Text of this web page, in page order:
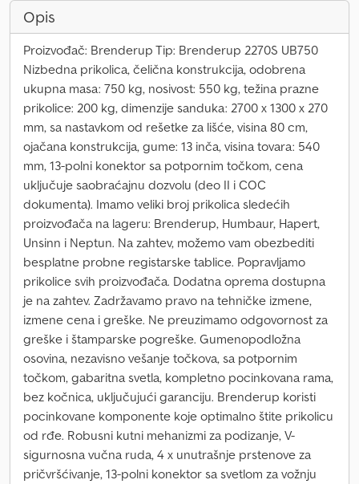
Opis
Proizvođač: Brenderup Tip: Brenderup 2270S UB750
Nizbedna prikolica, čelična konstrukcija, odobrena
ukupna masa: 750 kg, nosivost: 550 kg, težina prazne
prikolice: 200 kg, dimenzije sanduka: 2700 x 1300 x 270
mm, sa nastavkom od rešetke za lišće, visina 80 cm,
ojačana konstrukcija, gume: 13 inča, visina tovara: 540
mm, 13-polni konektor sa potpornim točkom, cena
uključuje saobraćajnu dozvolu (deo II i COC
dokumenta). Imamo veliki broj prikolica sledećih
proizvođača na lageru: Brenderup, Humbaur, Hapert,
Unsinn i Neptun. Na zahtev, možemo vam obezbediti
besplatne probne registarske tablice. Popravljamo
prikolice svih proizvođača. Dodatna oprema dostupna
je na zahtev. Zadržavamo pravo na tehničke izmene,
izmene cena i greške. Ne preuzimamo odgovornost za
greške i štamparske pogreške. Gumenopodložna
osovina, nezavisno vešanje točkova, sa potpornim
točkom, gabaritna svetla, kompletno pocinkovana rama,
bez kočnica, uključujući garanciju. Brenderup koristi
pocinkovane komponente koje optimalno štite prikolicu
od rđe. Robusni kutni mehanizmi za podizanje, V-
sigurnosna vučna ruda, 4 x unutrašnje prstenove za
pričvršćivanje, 13-polni konektor sa svetlom za vožnju